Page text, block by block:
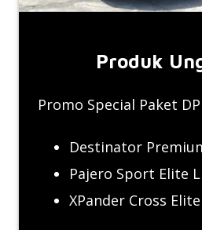
Produk
Promo Special Paket
Destinator
Pajero Sport Elite
XPander Cross